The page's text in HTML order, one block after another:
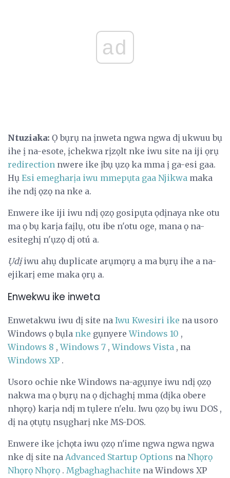
ad
Ntuziaka: Ọ bụrụ na ịnweta ngwa ngwa dị ukwuu bụ
ihe ị na-esote, ịchekwa rịzọlt nke iwu site na iji ọrụ
redirection nwere ike ịbụ ụzọ ka mma ị ga-esi gaa.
Hụ Esi emegharịa iwu mmepụta gaa Njikwa maka
ihe ndị ọzọ na nke a.
Enwere ike iji iwu ndị ọzọ gosipụta ọdịnaya nke otu
ma ọ bụ karịa faịlụ, otu ibe n'otu oge, mana ọ na-
esiteghị n'ụzọ dị otú a.
Ụdịiwu ahụ duplicate arụmọrụ a ma bụrụ ihe a na-
ejikarị eme maka ọrụ a.
Enwekwu ike inweta
Enwetakwu iwu dị site na Iwu Kwesiri ike na usoro
Windows ọ bụla nke gụnyereWindows 10 ,
Windows 8 ,Windows 7 ,Windows Vista , na
Windows XP .
Usoro ochie nke Windows na-agụnye iwu ndị ọzọ
nakwa ma ọ bụrụ na ọ dịchaghị mma (dịka obere
nhọrọ) karịa ndị m tụlere n'elu. Iwu ọzọ bụ iwu DOS ,
dị na ọtụtụ nsụgharị nke MS-DOS.
Enwere ike ịchọta iwu ọzọ n'ime ngwa ngwa ngwa
nke dị site na Advanced Startup Options na Nhọrọ
Nhọrọ Nhọrọ . Mgbaghaghachite na Windows XP